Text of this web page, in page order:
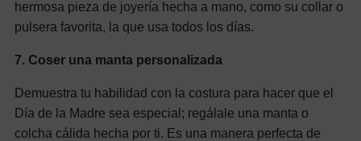
hermosa pieza de joyería hecha a mano, como su collar o
pulsera favorita, la que usa todos los días.
7. Coser una manta personalizada
Demuestra tu habilidad con la costura para hacer que el
Día de la Madre sea especial; regálale una manta o
colcha cálida hecha por ti. Es una manera perfecta de